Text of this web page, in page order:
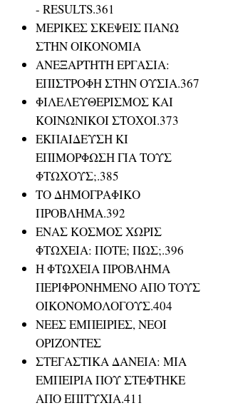
- RESULTS.361
ΜΕΡΙΚΕΣ ΣΚΕΨΕΙΣ ΠΑΝΩ
ΣΤΗΝ ΟΙΚΟΝΟΜΙΑ
ΑΝΕΞΑΡΤΗΤΗ ΕΡΓΑΣΙΑ:
ΕΠΙΣΤΡΟΦΗ ΣΤΗΝ ΟΥΣΙΑ.367
ΦΙΛΕΛΕΥΘΕΡΙΣΜΟΣ ΚΑΙ
ΚΟΙΝΩΝΙΚΟΙ ΣΤΟΧΟΙ.373
ΕΚΠΑΙΔΕΥΣΗ ΚΙ
ΕΠΙΜΟΡΦΩΣΗ ΓΙΑ ΤΟΥΣ
ΦΤΩΧΟΥΣ;.385
ΤΟ ΔΗΜΟΓΡΑΦΙΚΟ
ΠΡΟΒΛΗΜΑ.392
ΕΝΑΣ ΚΟΣΜΟΣ ΧΩΡΙΣ
ΦΤΩΧΕΙΑ: ΠΟΤΕ; ΠΩΣ;.396
Η ΦΤΩΧΕΙΑ ΠΡΟΒΛΗΜΑ
ΠΕΡΙΦΡΟΝΗΜΕΝΟ ΑΠΟ ΤΟΥΣ
ΟΙΚΟΝΟΜΟΛΟΓΟΥΣ.404
ΝΕΕΣ ΕΜΠΕΙΡΙΕΣ, ΝΕΟΙ
ΟΡΙΖΟΝΤΕΣ
ΣΤΕΓΑΣΤΙΚΑ ΔΑΝΕΙΑ: ΜΙΑ
ΕΜΠΕΙΡΙΑ ΠΟΥ ΣΤΕΦΤΗΚΕ
ΑΠΟ ΕΠΙΤΥΧΙΑ.411